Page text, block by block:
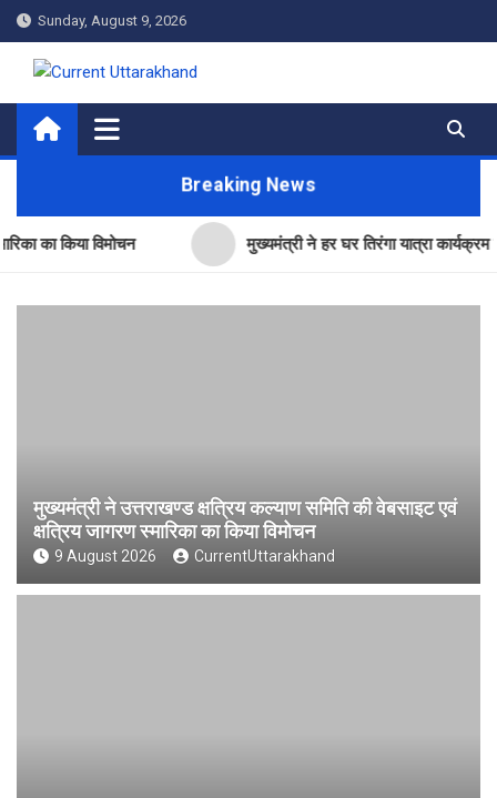
Skip
to
content
Sunday, August 9, 2026
Current Uttarakhand
Breaking News
विमोचन मुख्यमंत्री ने हर घर तिरंगा यात्रा कार्यक्रम में किया
मुख्यमंत्री ने उत्तराखण्ड क्षत्रिय कल्याण समिति की वेबसाइट एवं
क्षत्रिय जागरण स्मारिका का किया विमोचन
9 August 2026 CurrentUttarakhand